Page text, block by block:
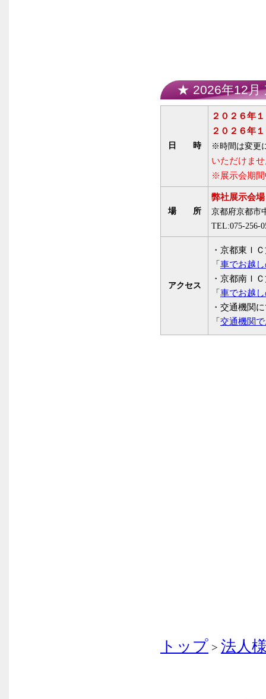
★ 2026年12月
日 時
２０２６年
２０２６年
※時間は変更
いただけま
※展示会期間
場 所
弊社展示会場
京都府京都市
TEL:075-256-
アクセス
・京都東Ｉ
「 車でお越
・京都南Ｉ
「 車でお越
・交通機関
「 交通機関
トップ > 法人